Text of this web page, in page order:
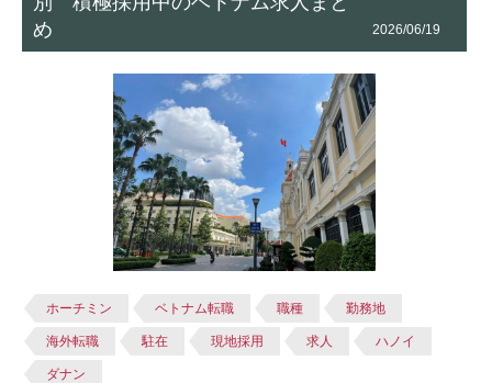
め
2026/06/19
ホーチミン ベトナム転職 職種 勤務地
海外転職 駐在 現地採用 求人 ハノイ
ダナン